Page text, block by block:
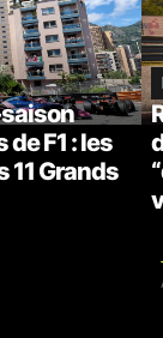
F1 : les
11 Grands